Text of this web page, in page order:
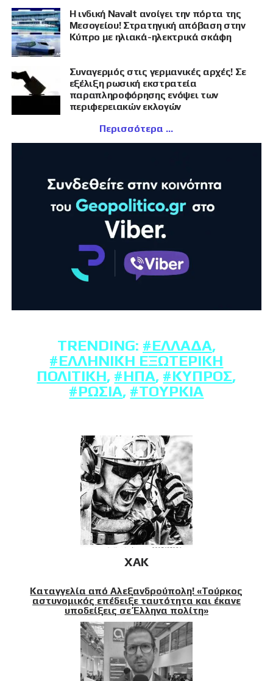
Η ινδική Navalt ανοίγει την πόρτα της
Μεσογείου! Στρατηγική απόβαση στην
Κύπρο με ηλιακά-ηλεκτρικά σκάφη
Συναγερμός στις γερμανικές αρχές! Σε
εξέλιξη ρωσική εκστρατεία
παραπληροφόρησης ενόψει των
περιφερειακών εκλογών
Περισσότερα
TRENDING: #ΕΛΛΆΔΑ,
#ΕΛΛΗΝΙΚΉ ΕΞΩΤΕΡΙΚΉ
ΠΟΛΙΤΙΚΉ, #ΗΠΑ, #ΚΎΠΡΟΣ,
#ΡΩΣΊΑ, #ΤΟΥΡΚΊΑ
XAK
Καταγγελία από Αλεξανδρούπολη! «Τούρκος
αστυνομικός επέδειξε ταυτότητα και έκανε
υποδείξεις σε Έλληνα πολίτη»